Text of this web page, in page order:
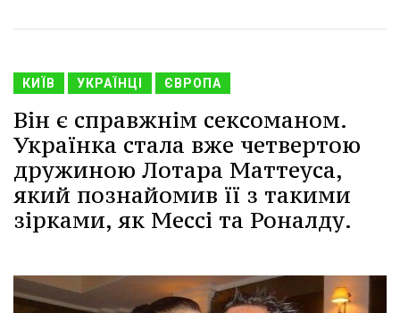
КИЇВ УКРАЇНЦІ ЄВРОПА
Він є справжнім сексоманом.
Українка стала вже четвертою
дружиною Лотара Маттеуса,
який познайомив її з такими
зірками, як Мессі та Роналду.